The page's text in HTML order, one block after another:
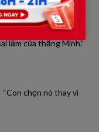
lầm của thằng Minh.”
“Con chọn nó thay vì